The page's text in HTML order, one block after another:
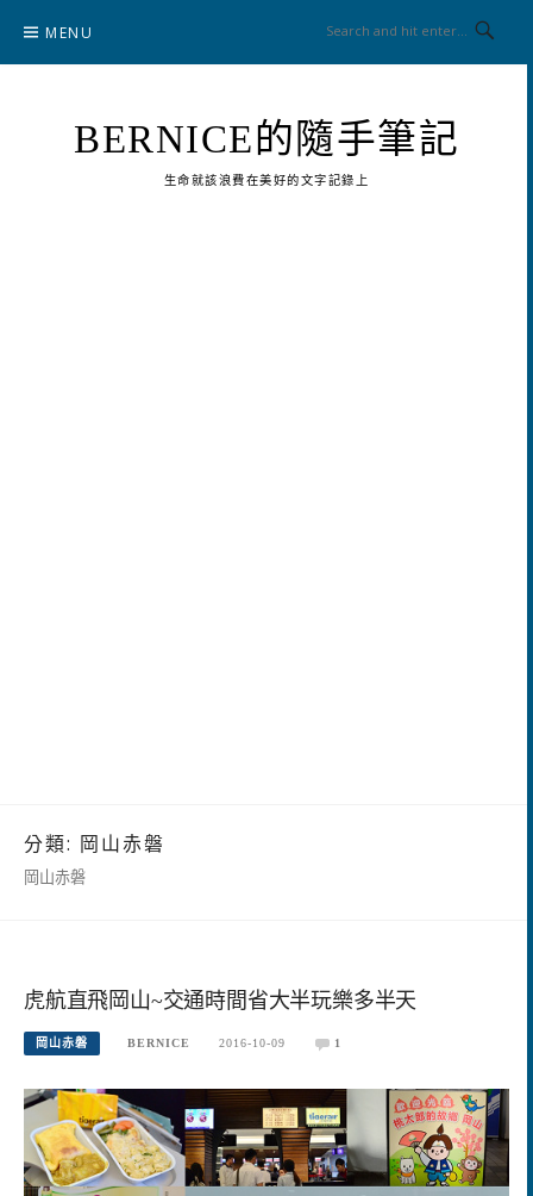
content
MENU
BERNICE的隨手筆記
生命就該浪費在美好的文字記錄上
分類: 岡山赤磐
岡山赤磐
虎航直飛岡山~交通時間省大半玩樂多半天
岡山赤磐 BERNICE 2016-10-09 1